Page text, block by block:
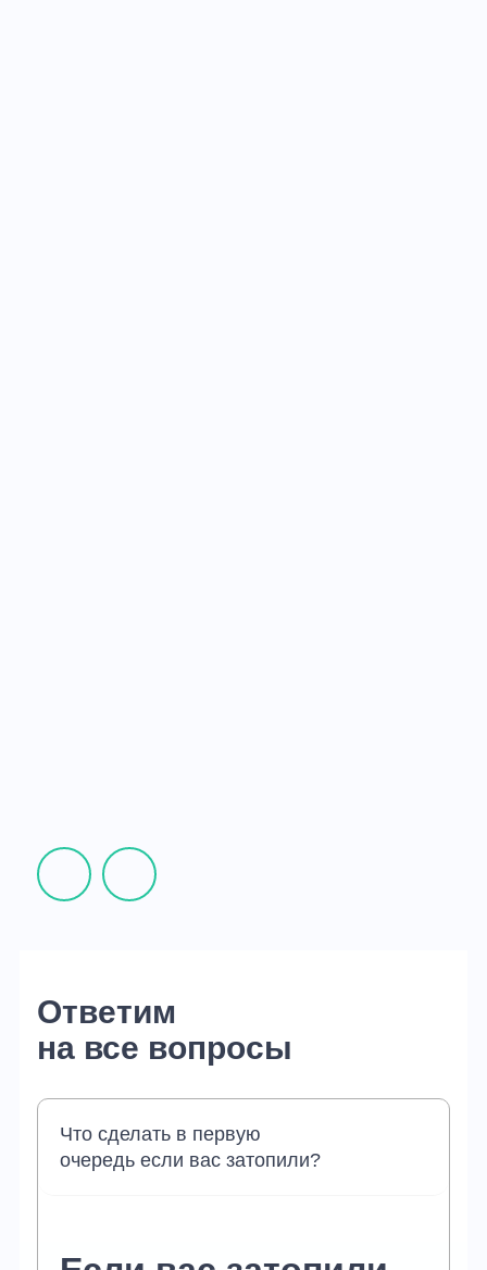
Ответим
на все вопросы
Что сделать в первую
очередь если вас затопили?